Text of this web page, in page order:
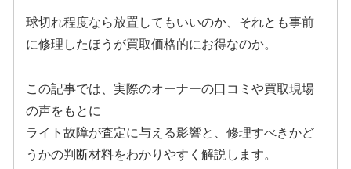
球切れ程度なら放置してもいいのか、それとも事前
に修理したほうが買取価格的にお得なのか。
この記事では、実際のオーナーの口コミや買取現場
の声をもとに
ライト故障が査定に与える影響と、修理すべきかど
うかの判断材料をわかりやすく解説します。